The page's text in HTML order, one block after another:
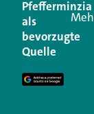
Ihre E-Mail-
Erforderliche
Kommentar
Pfefferminzia
als
bevorzugte
Quelle